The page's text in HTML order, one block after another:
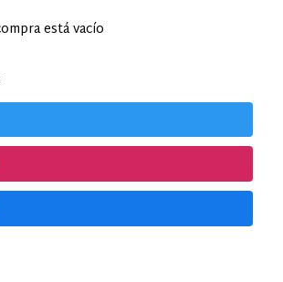
está vacío